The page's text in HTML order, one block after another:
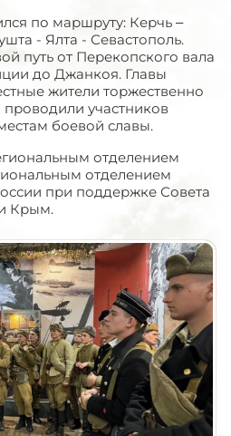
по маршруту: Керчь –
- Ялта - Севастополь.
путь от Перекопского вала
до Джанкоя. Главы
жители торжественно
проводили участников
боевой славы.
отделением
отделением
при поддержке Совета
Крым.